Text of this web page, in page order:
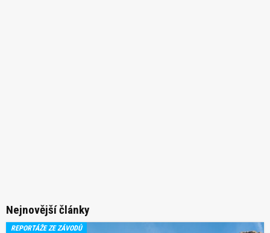
Nejnovější články
REPORTÁŽE ZE ZÁVODŮ